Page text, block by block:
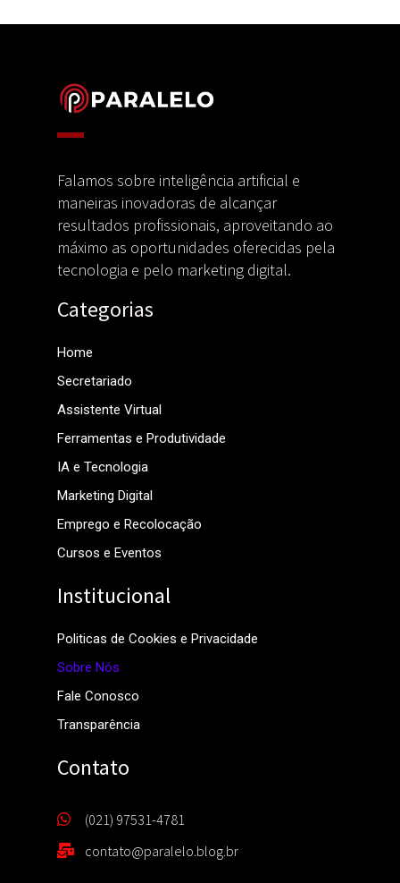
Falamos sobre inteligência artificial e
maneiras inovadoras de alcançar
resultados profissionais, aproveitando ao
máximo as oportunidades oferecidas pela
tecnologia e pelo marketing digital.
Categorias
Home
Secretariado
Assistente Virtual
Ferramentas e Produtividade
IA e Tecnologia
Marketing Digital
Emprego e Recolocação
Cursos e Eventos
Institucional
Politicas de Cookies e Privacidade
Sobre Nós
Fale Conosco
Transparência
Contato
(021) 97531-4781
contato@paralelo.blog.br